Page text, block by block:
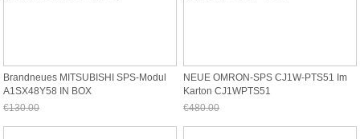
Brandneues MITSUBISHI SPS-Modul
A1SX48Y58 IN BOX
€130.00
NEUE OMRON-SPS CJ1W-PTS51 Im
Karton CJ1WPTS51
€480.00